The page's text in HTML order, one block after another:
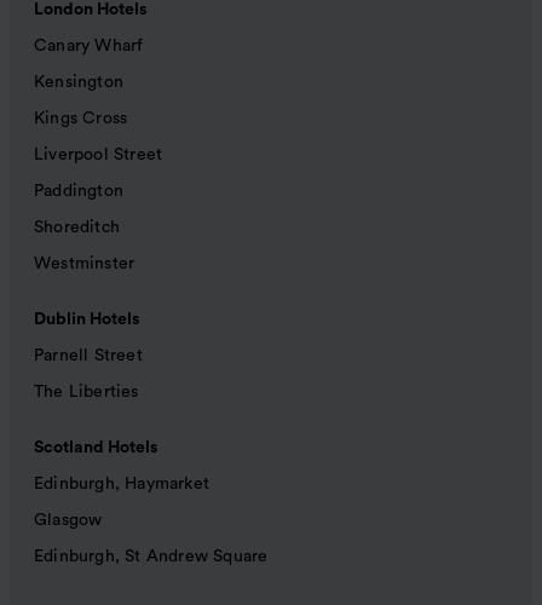
London Hotels
Canary Wharf
Kensington
Kings Cross
Liverpool Street
Paddington
Shoreditch
Westminster
Dublin Hotels
Parnell Street
The Liberties
Scotland Hotels
Edinburgh, Haymarket
Glasgow
Edinburgh, St Andrew Square